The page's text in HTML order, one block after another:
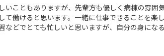
いこともありますが、先輩方も優しく病棟の雰囲
て働けると思います。一緒に仕事できることを楽し
などでとても忙しいと思いますが、自分の身にな